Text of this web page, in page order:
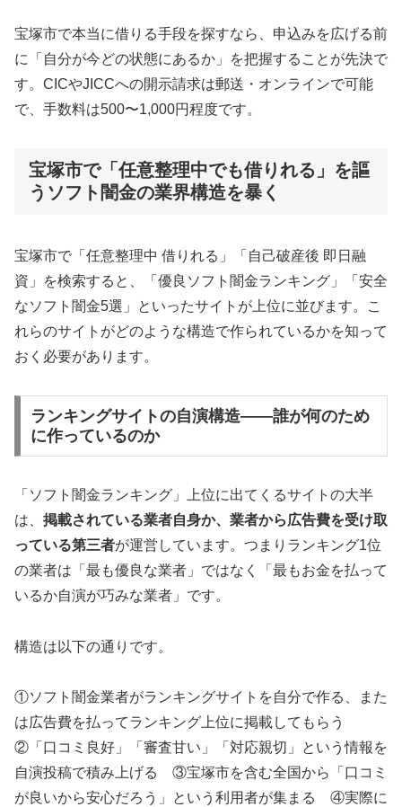
宝塚市で本当に借りる手段を探すなら、申込みを広げる前
に「自分が今どの状態にあるか」を把握することが先決で
す。CICやJICCへの開示請求は郵送・オンラインで可能
で、手数料は500〜1,000円程度です。
宝塚市で「任意整理中でも借りれる」を謳
うソフト闇金の業界構造を暴く
宝塚市で「任意整理中 借りれる」「自己破産後 即日融
資」を検索すると、「優良ソフト闇金ランキング」「安全
なソフト闇金5選」といったサイトが上位に並びます。こ
れらのサイトがどのような構造で作られているかを知って
おく必要があります。
ランキングサイトの自演構造——誰が何のため
に作っているのか
「ソフト闇金ランキング」上位に出てくるサイトの大半
は、 掲載されている業者自身か、業者から広告費を受け取
っている第三者が運営しています。つまりランキング1位
の業者は「最も優良な業者」ではなく「最もお金を払って
いるか自演が巧みな業者」です。
構造は以下の通りです。
①ソフト闇金業者がランキングサイトを自分で作る、また
は広告費を払ってランキング上位に掲載してもらう
②「口コミ良好」「審査甘い」「対応親切」という情報を
自演投稿で積み上げる ③宝塚市を含む全国から「口コミ
が良いから安心だろう」という利用者が集まる ④実際に